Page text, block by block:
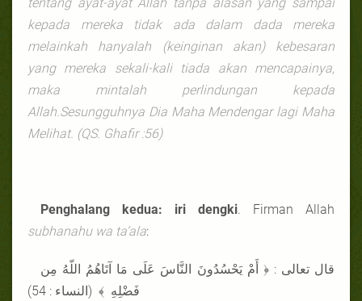
kepada mereka tidak ada dalam dada mereka
melainkah hanyalah (keinginan akan) kebesaran
yang mereka sekali-kali tiada akan mencapainya,
maka mintalah perlindungan kepada
Allah.Sesungguhnya Dia Maha Mendengar lagi Maha
Melihat. (QS. Ghafir :56)
Penghalang kedua: iri dengki. Firman Allah
subhanahu wa ta’ala:
قال تعالى : ﴿ أَمْ يَحْسُدُونَ النَّاسَ عَلَى مَا آتَاهُمُ اللّهُ مِن
فَضْلِهِ ﴾ (النساء : 54)